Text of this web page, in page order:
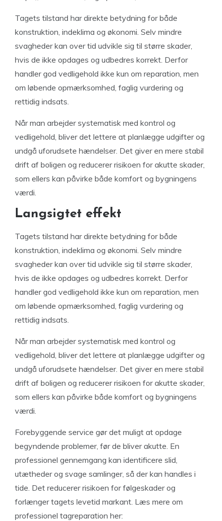
Tagets tilstand har direkte betydning for både
konstruktion, indeklima og økonomi. Selv mindre
svagheder kan over tid udvikle sig til større skader,
hvis de ikke opdages og udbedres korrekt. Derfor
handler god vedligehold ikke kun om reparation, men
om løbende opmærksomhed, faglig vurdering og
rettidig indsats.
Når man arbejder systematisk med kontrol og
vedligehold, bliver det lettere at planlægge udgifter og
undgå uforudsete hændelser. Det giver en mere stabil
drift af boligen og reducerer risikoen for akutte skader,
som ellers kan påvirke både komfort og bygningens
værdi.
Langsigtet effekt
Tagets tilstand har direkte betydning for både
konstruktion, indeklima og økonomi. Selv mindre
svagheder kan over tid udvikle sig til større skader,
hvis de ikke opdages og udbedres korrekt. Derfor
handler god vedligehold ikke kun om reparation, men
om løbende opmærksomhed, faglig vurdering og
rettidig indsats.
Når man arbejder systematisk med kontrol og
vedligehold, bliver det lettere at planlægge udgifter og
undgå uforudsete hændelser. Det giver en mere stabil
drift af boligen og reducerer risikoen for akutte skader,
som ellers kan påvirke både komfort og bygningens
værdi.
Forebyggende service gør det muligt at opdage
begyndende problemer, før de bliver akutte. En
professionel gennemgang kan identificere slid,
utætheder og svage samlinger, så der kan handles i
tide. Det reducerer risikoen for følgeskader og
forlænger tagets levetid markant. Læs mere om
professionel tagreparation her: